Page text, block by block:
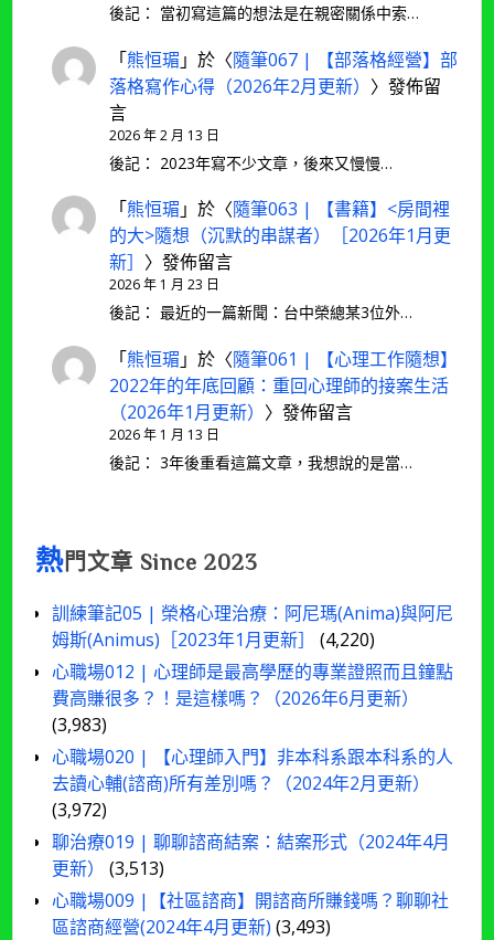
後記： 當初寫這篇的想法是在親密關係中索…
「熊恒瑂 」於〈隨筆067 | 【部落格經營】部
落格寫作心得（2026年2月更新） 〉發佈留
言
2026 年 2 月 13 日
後記： 2023年寫不少文章，後來又慢慢…
「熊恒瑂 」於〈隨筆063 | 【書籍】<房間裡
的大>隨想（沉默的串謀者）［2026年1月更
新］ 〉發佈留言
2026 年 1 月 23 日
後記： 最近的一篇新聞：台中榮總某3位外…
「熊恒瑂 」於〈隨筆061 | 【心理工作隨想】
2022年的年底回顧：重回心理師的接案生活
（2026年1月更新） 〉發佈留言
2026 年 1 月 13 日
後記： 3年後重看這篇文章，我想說的是當…
熱門文章 Since 2023
訓練筆記05 | 榮格心理治療：阿尼瑪(Anima)與阿尼
姆斯(Animus)［2023年1月更新］
(4,220)
心職場012 | 心理師是最高學歷的專業證照而且鐘點
費高賺很多？！是這樣嗎？（2026年6月更新）
(3,983)
心職場020 | 【心理師入門】非本科系跟本科系的人
去讀心輔(諮商)所有差別嗎？（2024年2月更新）
(3,972)
聊治療019 | 聊聊諮商結案：結案形式（2024年4月
更新）
(3,513)
心職場009 |【社區諮商】開諮商所賺錢嗎？聊聊社
區諮商經營(2024年4月更新) (3,493)